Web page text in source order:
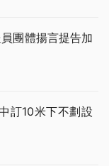
團體揚言提告加
訂10米下不劃設